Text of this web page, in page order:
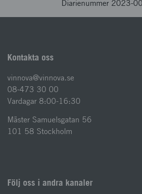
Diarienummer 2023-
Kontakta oss
vinnova@vinnova.se
08-473 30 00
Vardagar 8:00-16:30
Mäster Samuelsgatan 56
101 58 Stockholm
Följ oss i andra kanaler